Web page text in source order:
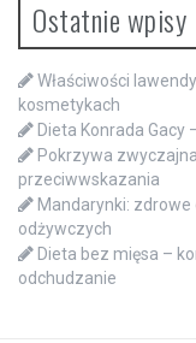
Ostatnie wpisy
Właściwości
kosmetykach
Dieta Konrada Gacy
Pokrzywa
przeciwwskazania
Mandarynki: zdrowe
odżywczych
Dieta bez mięsa –
odchudzanie